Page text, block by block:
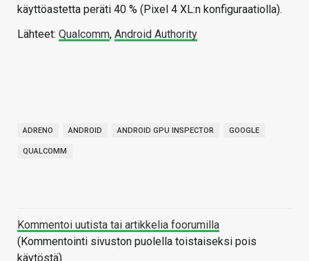
käyttöastetta peräti 40 % (Pixel 4 XL:n konfiguraatiolla).
Lähteet: Qualcomm, Android Authority
ADRENO ANDROID ANDROID GPU INSPECTOR GOOGLE
QUALCOMM
Kommentoi uutista tai artikkelia foorumilla
(Kommentointi sivuston puolella toistaiseksi pois
käytöstä)